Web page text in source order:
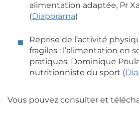
alimentation adaptée, Pr
(Diaporama)
Reprise de l’activité
fragiles : l’alimentation en
pratiques. Dominique
nutritionniste du sport (
Vous pouvez consulter et